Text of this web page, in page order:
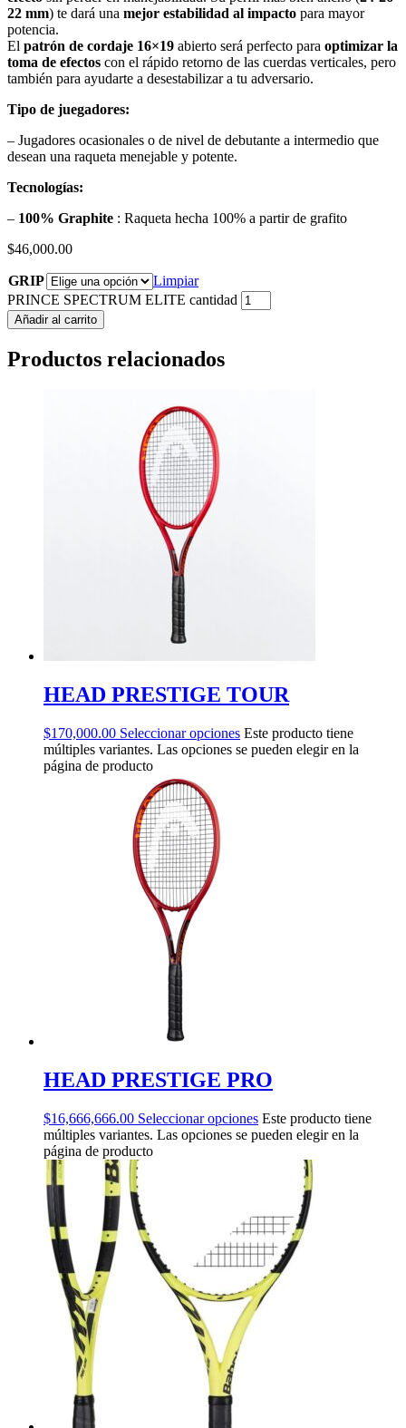
22 mm) te dará una mejor estabilidad al impacto para mayor
potencia.
El patrón de cordaje 16×19 abierto será perfecto para optimizar la
toma de efectos con el rápido retorno de las cuerdas verticales, pero
también para ayudarte a desestabilizar a tu adversario.
Tipo de juegadores:
– Jugadores ocasionales o de nivel de debutante a intermedio que
desean una raqueta menejable y potente.
Tecnologías:
– 100% Graphite : Raqueta hecha 100% a partir de grafito
$46,000.00
GRIP
Limpiar
PRINCE SPECTRUM ELITE cantidad
Añadir al carrito
Productos relacionados
HEAD PRESTIGE TOUR
$170,000.00 Seleccionar opciones Este producto tiene
múltiples variantes. Las opciones se pueden elegir en la
página de producto
HEAD PRESTIGE PRO
$16,666,666.00 Seleccionar opciones Este producto tiene
múltiples variantes. Las opciones se pueden elegir en la
página de producto